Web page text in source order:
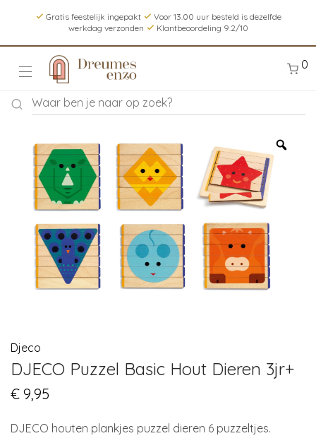
Gratis feestelijk ingepakt
Voor 13.00 uur besteld is dezelfde
werkdag verzonden
Klantbeoordeling 9.2/10
0
Djeco
DJECO Puzzel Basic Hout Dieren 3jr+
€ 9,95
DJECO houten plankjes puzzel dieren 6 puzzeltjes.